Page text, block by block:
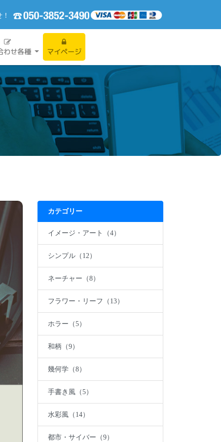
わせ各種 マイページ
カテゴリー
イメージ・アート（4）
シンプル（12）
ネーチャー（8）
フラワー・リーフ（13）
ホラー（5）
和柄（9）
幾何学（8）
手書き風（5）
水彩風（14）
都市・サイバー（9）